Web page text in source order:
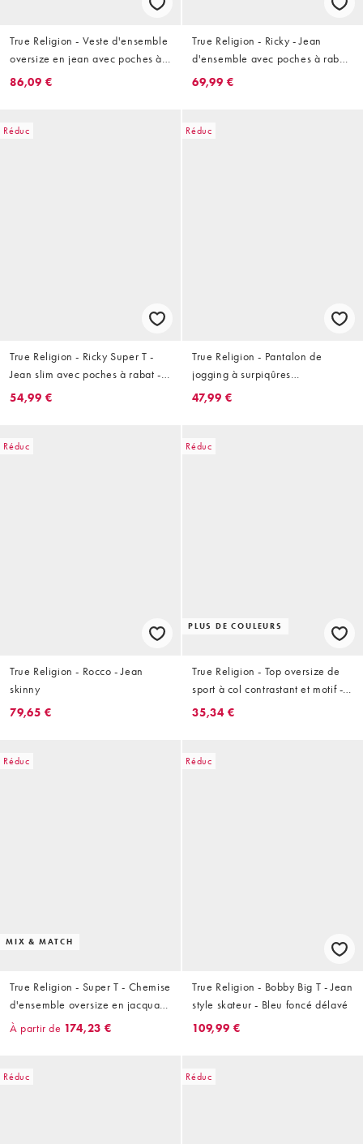
True Religion - Veste d'ensemble
oversize en jean avec poches à
rabat - Bleu délavé
86,09 €
True Religion - Ricky - Jean
d'ensemble avec poches à rabat
et coutures plates - Indigo foncé
69,99 €
Réduc
True Religion - Ricky Super T -
Jean slim avec poches à rabat -
Marron délavé
54,99 €
Réduc
True Religion - Pantalon de
jogging à surpiqûres
contrastantes et cordon de
47,99 €
Réduc
True Religion - Rocco - Jean
skinny
79,65 €
Réduc
PLUS DE COULEURS
True Religion - Top oversize de
sport à col contrastant et motif -
Crème
35,34 €
Réduc
MIX & MATCH
True Religion - Super T - Chemise
d'ensemble oversize en jacquard
- Bleu multicolore
À partir de 174,23 €
Réduc
True Religion - Bobby Big T - Jean
style skateur - Bleu foncé délavé
109,99 €
Réduc Réduc